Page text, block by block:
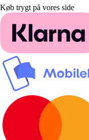
Køb trygt på vores side